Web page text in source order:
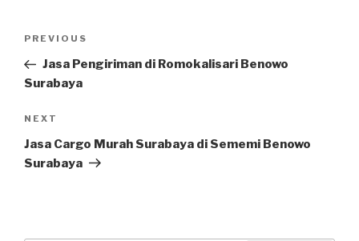
Post
Previous
Post
PREVIOUS
Jasa Pengiriman di Romokalisari Benowo
Surabaya
Next
Post
NEXT
Jasa Cargo Murah Surabaya di Sememi Benowo
Surabaya